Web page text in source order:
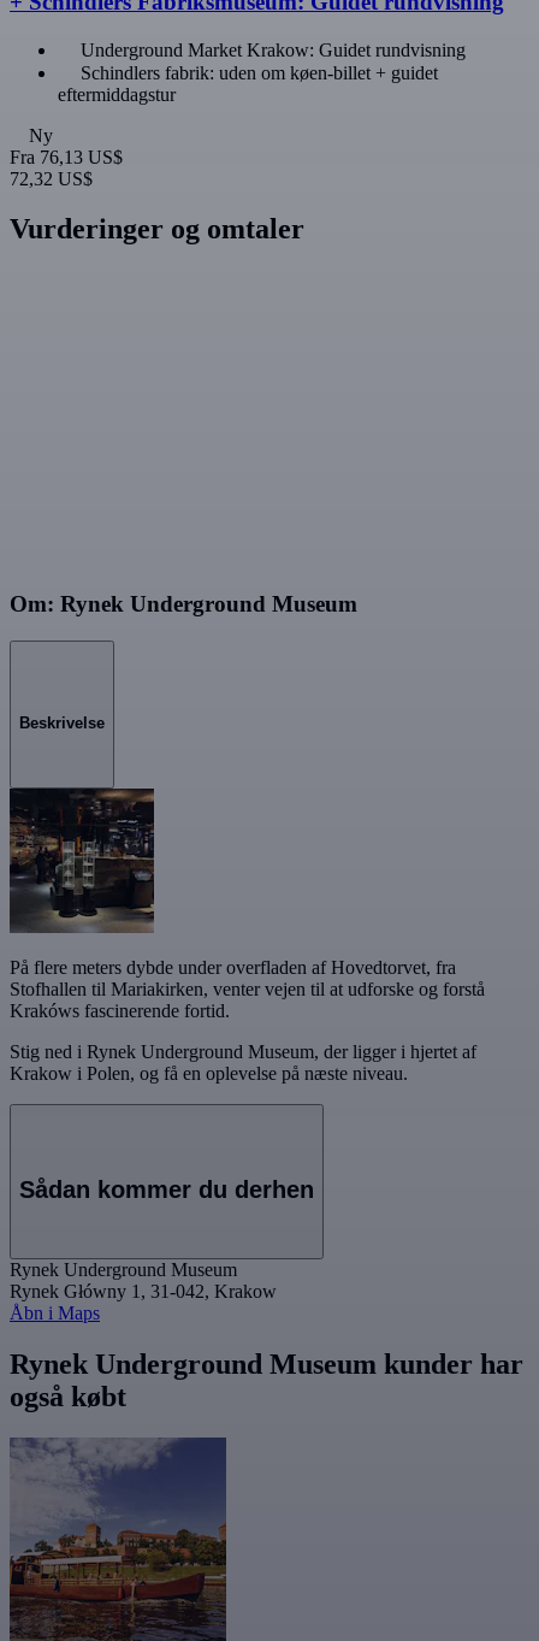
Underground Market Krakow: Guidet rundvisning
Schindlers fabrik: uden om køen-billet + guidet
eftermiddagstur
Ny
Fra 76,13 US$
72,32 US$
Vurderinger og omtaler
Om: Rynek Underground Museum
Beskrivelse
På flere meters dybde under overfladen af Hovedtorvet, fra
Stofhallen til Mariakirken, venter vejen til at udforske og forstå
Krakóws fascinerende fortid.
Stig ned i Rynek Underground Museum, der ligger i hjertet af
Krakow i Polen, og få en oplevelse på næste niveau.
Sådan kommer du derhen
Rynek Underground Museum
Rynek Główny 1, 31-042, Krakow
Åbn i Maps
Rynek Underground Museum kunder har
også købt